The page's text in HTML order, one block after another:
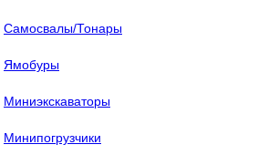
Самосвалы/Тонары
Ямобуры
Миниэкскаваторы
Минипогрузчики